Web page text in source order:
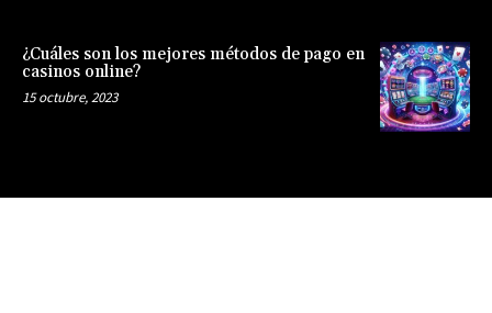
¿Cuáles son los mejores métodos de pago en
casinos online?
15 octubre, 2023